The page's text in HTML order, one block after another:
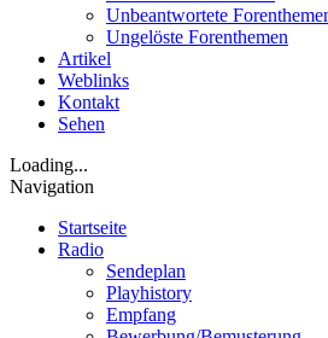
Unbeantwortete
Ungelöste Forenthemen
Artikel
Weblinks
Kontakt
Sehen
Loading...
Navigation
Startseite
Radio
Sendeplan
Playhistory
Empfang